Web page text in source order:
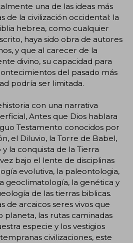
una de las ideas más
de la civilización occidental: la
hebrea, como cualquier
haya sido obra de autores
y que al carecer de la
divino, su capacidad para
del pasado más
podría ser limitada.
con una narrativa
Antes que Dios hablara
Testamento conocidos por
el Diluvio, la Torre de Babel,
la conquista de la Tierra
bajo el lente de disciplinas
evolutiva, la paleontologia,
geoclimatología, la genética y
de las tierras biblicas.
de arcaicos seres vivos que
las rutas caminadas
especie y los vestigios
civilizaciones, este